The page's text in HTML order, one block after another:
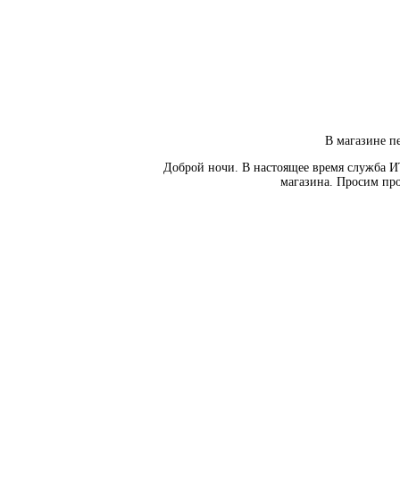
В магазине
Доброй ночи. В настоящее время служба
магазина. Просим